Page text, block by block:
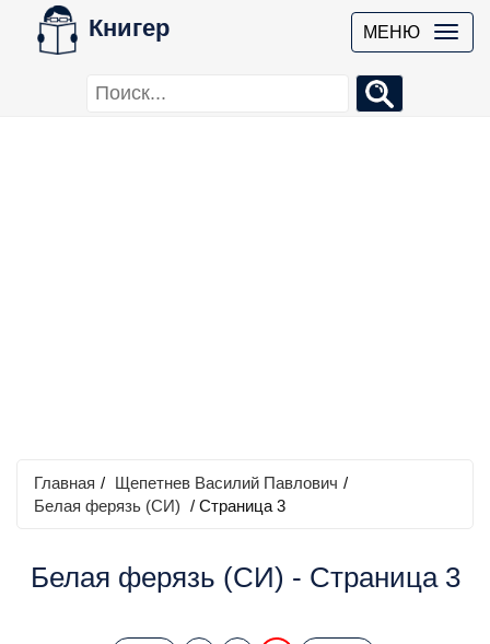
Книгер МЕНЮ
Главная / Щепетнев Василий Павлович /
Белая ферязь (СИ) / Страница 3
Белая ферязь (СИ) - Страница 3